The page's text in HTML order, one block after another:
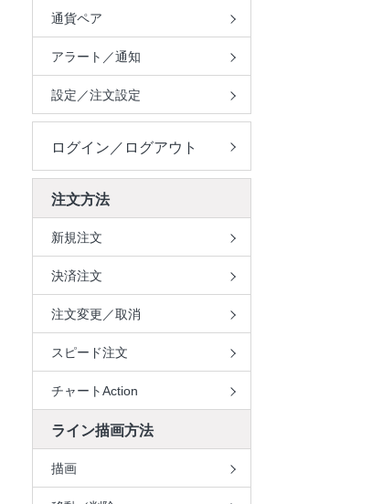
通貨ペア
アラート／通知
設定／注文設定
ログイン／ログアウト
注文方法
新規注文
決済注文
注文変更／取消
スピード注文
チャートAction
ライン描画方法
描画